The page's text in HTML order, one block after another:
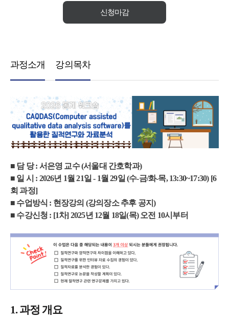
신청마감
과정소개 강의목차
■ 담 당 : 서은영 교수 (서울대 간호학과)
■ 일 시 : 2026년 1월 21일 - 1월 29일 (수-금/화-목, 13:30~17:30) [6
회 과정]
■ 수업방식 : 현장강의 (강의장소 추후 공지)
■ 수강신청 : [1차] 2025년 12월 18일(목) 오전 10시부터
1. 과정 개요